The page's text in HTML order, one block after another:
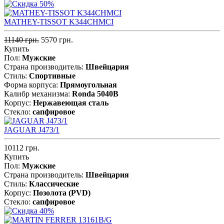
MATHEY-TISSOT K344CHMCI
11140 грн. 5570 грн.
Купить
Пол: Мужские
Страна производитель: Швейцария
Стиль: Спортивные
Форма корпуса: Прямоугольная
Калибр механизма: Ronda 5040B
Корпус: Нержавеющая cталь
Стекло: сапфировое
JAGUAR J473/1
10112 грн.
Купить
Пол: Мужские
Страна производитель: Швейцария
Стиль: Классические
Корпус: Позолота (PVD)
Стекло: сапфировое